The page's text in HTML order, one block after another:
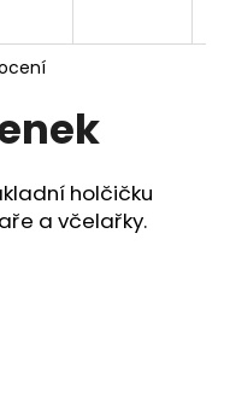
holčičku
a včelařky.